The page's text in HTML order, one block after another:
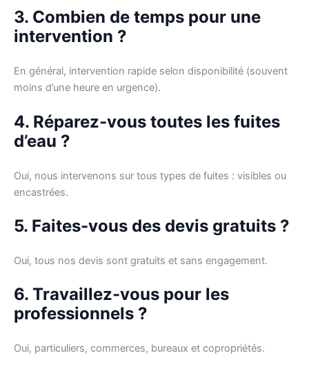
3. Combien de temps pour une
intervention ?
En général, intervention rapide selon disponibilité (souvent
moins d’une heure en urgence).
4. Réparez-vous toutes les fuites
d’eau ?
Oui, nous intervenons sur tous types de fuites : visibles ou
encastrées.
5. Faites-vous des devis gratuits ?
Oui, tous nos devis sont gratuits et sans engagement.
6. Travaillez-vous pour les
professionnels ?
Oui, particuliers, commerces, bureaux et copropriétés.